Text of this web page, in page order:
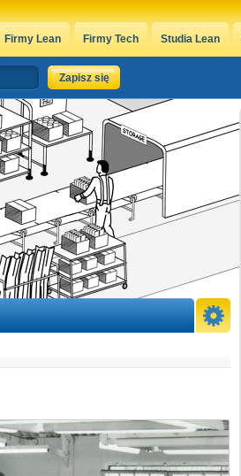
Firmy Lean Firmy Tech Studia Lean